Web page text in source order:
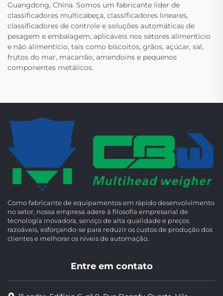
Guangdong, China. Somos um fabricante líder de
classificadores multicabeça, classificadores lineares,
classificadores de controle e soluções automáticas de
pesagem e embalagem, aplicáveis nos setores alimentício
e não alimentício, tais como biscoitos, grãos, açúcar, sal,
frutos do mar, macarrão, amendoins e pequenos
componentes metálicos.
Como fabricante de equipamentos em rápido desenvolvimento
no setor, nossa empresa adere à filosofia empresarial de
tecnologia inovadora, serviço de alta qualidade e preços
razoáveis, esforçando-se para reduzir os custos de produção dos
clientes e melhorar os níveis de automação,
Entre em contato